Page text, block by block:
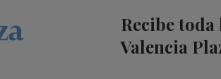
Recibe
Valencia